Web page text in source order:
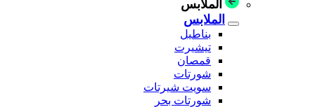
الملابس
الملابس
بناطيل
تيشيرت
قمصان
شورتات
سويت شيرتات
شورتات بحر